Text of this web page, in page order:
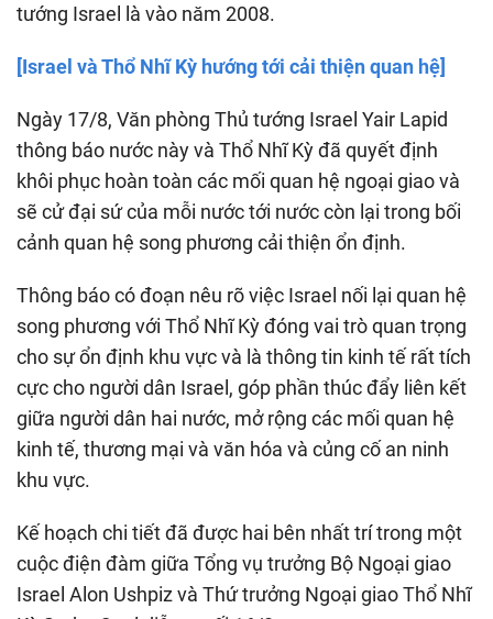
tướng Israel là vào năm 2008.
[Israel và Thổ Nhĩ Kỳ hướng tới cải thiện quan hệ]
Ngày 17/8, Văn phòng Thủ tướng Israel Yair Lapid
thông báo nước này và Thổ Nhĩ Kỳ đã quyết định
khôi phục hoàn toàn các mối quan hệ ngoại giao và
sẽ cử đại sứ của mỗi nước tới nước còn lại trong bối
cảnh quan hệ song phương cải thiện ổn định.
Thông báo có đoạn nêu rõ việc Israel nối lại quan hệ
song phương với Thổ Nhĩ Kỳ đóng vai trò quan trọng
cho sự ổn định khu vực và là thông tin kinh tế rất tích
cực cho người dân Israel, góp phần thúc đẩy liên kết
giữa người dân hai nước, mở rộng các mối quan hệ
kinh tế, thương mại và văn hóa và củng cố an ninh
khu vực.
Kế hoạch chi tiết đã được hai bên nhất trí trong một
cuộc điện đàm giữa Tổng vụ trưởng Bộ Ngoại giao
Israel Alon Ushpiz và Thứ trưởng Ngoại giao Thổ Nhĩ